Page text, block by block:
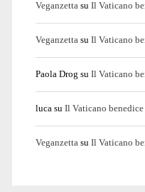
Veganzetta su Il Vaticano
Veganzetta su Il Vaticano
Paola Drog su Il Vaticano
luca su Il Vaticano
Veganzetta su Il Vaticano